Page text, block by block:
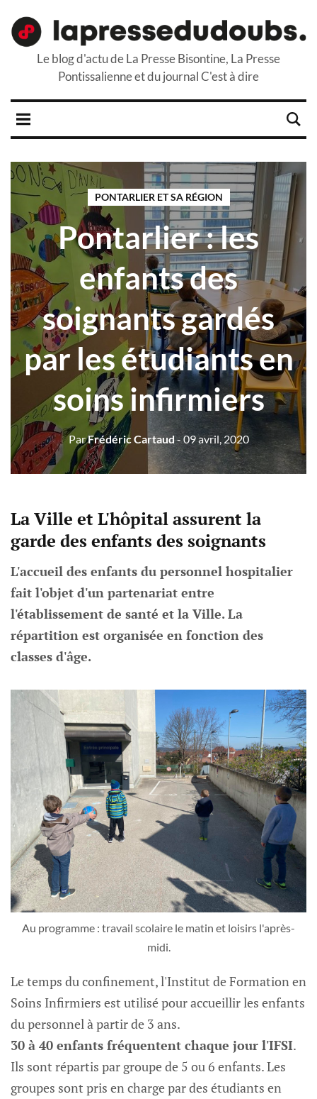
Le blog d'actu de La Presse Bisontine, La Presse
Pontissalienne et du journal C'est à dire
PONTARLIER ET SA RÉGION
Pontarlier : les
enfants des
soignants gardés
par les étudiants en
soins infirmiers
ParFrédéric Cartaud- 09 avril, 2020
La Ville et L'hôpital assurent la
garde des enfants des soignants
L'accueil des enfants du personnel hospitalier
fait l'objet d'un partenariat entre
l'établissement de santé et la Ville. La
répartition est organisée en fonction des
classes d'âge.
Au programme : travail scolaire le matin et loisirs l'après-
midi.
Le temps du confinement, l'Institut de Formation en
Soins Infirmiers est utilisé pour accueillir les enfants
du personnel à partir de 3 ans.
30 à 40 enfants fréquentent chaque jour l'IFSI.
Ils sont répartis par groupe de 5 ou 6 enfants. Les
groupes sont pris en charge par des étudiants en